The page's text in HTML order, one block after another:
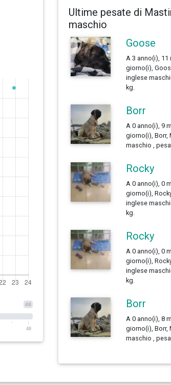
48
48
Ultime pesate di
maschio
Goose
A 3 anno(i), 11
giorno(i),
inglese
kg.
Borr
A 0 anno(i), 9
giorno(i), Borr,
maschio ,
Rocky
A 0 anno(i), 0
giorno(i),
inglese
kg.
Rocky
A 0 anno(i), 0
giorno(i),
inglese
kg.
Borr
A 0 anno(i), 8
giorno(i), Borr,
maschio ,